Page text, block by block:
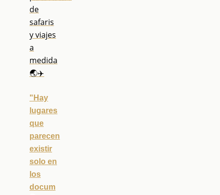
de
safaris
y viajes
a
medida
🌏✈️
"Hay
lugares
que
parecen
existir
solo en
los
docum